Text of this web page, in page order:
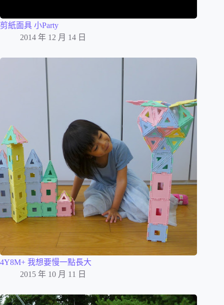
剪紙面具 小Party
2014 年 12 月 14 日
4Y8M+ 我想要慢一點長大
2015 年 10 月 11 日